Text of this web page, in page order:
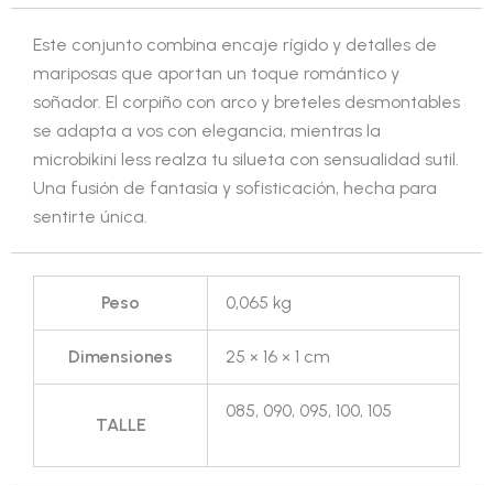
Este conjunto combina encaje rígido y detalles de
mariposas que aportan un toque romántico y
soñador. El corpiño con arco y breteles desmontables
se adapta a vos con elegancia, mientras la
microbikini less realza tu silueta con sensualidad sutil.
Una fusión de fantasía y sofisticación, hecha para
sentirte única.
Peso 0,065 kg
Dimensiones 25 × 16 × 1 cm
TALLE
085, 090, 095, 100, 105